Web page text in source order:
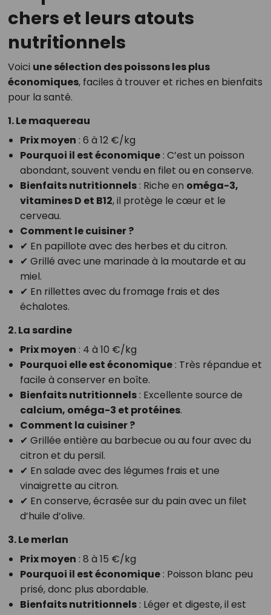
chers et leurs atouts
nutritionnels
Voici une sélection des poissons les plus
économiques, faciles à trouver et riches en bienfaits
pour la santé.
1. Le maquereau
Prix moyen : 6 à 12 €/kg
Pourquoi il est économique: C’est un poisson
abondant, souvent vendu en filet ou en conserve.
Bienfaits nutritionnels: Riche en oméga-3,
vitamines D et B12, il protège le cœur et le
cerveau.
Comment le cuisiner ?
✔ En papillote avec des herbes et du citron.
✔ Grillé avec une marinade à la moutarde et au
miel.
✔ En rillettes avec du fromage frais et des
échalotes.
2. La sardine
Prix moyen : 4 à 10 €/kg
Pourquoi elle est économique: Très répandue et
facile à conserver en boîte.
Bienfaits nutritionnels: Excellente source de
calcium, oméga-3 et protéines.
Comment la cuisiner ?
✔ Grillée entière au barbecue ou au four avec du
citron et du persil.
✔ En salade avec des légumes frais et une
vinaigrette au citron.
✔ En conserve, écrasée sur du pain avec un filet
d’huile d’olive.
3. Le merlan
Prix moyen : 8 à 15 €/kg
Pourquoi il est économique: Poisson blanc peu
prisé, donc plus abordable.
Bienfaits nutritionnels: Léger et digeste, il est